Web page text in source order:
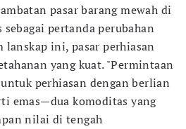
pasar barang mewah di
pertanda perubahan
lanskap ini, pasar perhiasan
yang kuat. "Permintaan
perhiasan dengan berlian
emas—dua komoditas yang
nilai di tengah